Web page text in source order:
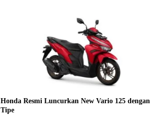
Honda Resmi Luncurkan New Vario 125
Tipe